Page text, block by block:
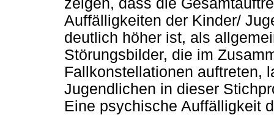
zeigen, dass die
Auffälligkeiten der Kinder/
deutlich höher ist, als
Störungsbilder, die im
Fallkonstellationen auftreten,
Jugendlichen in dieser
Eine psychische Auffälligkeit